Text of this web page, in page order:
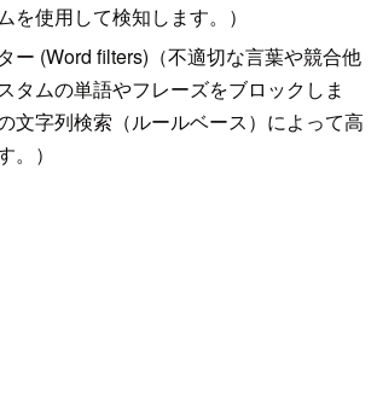
を使用して検知します。）
ー (Word filters)（不適切な言葉や競合他
タムの単語やフレーズをブロックしま
文字列検索（ルールベース）によって高
。）